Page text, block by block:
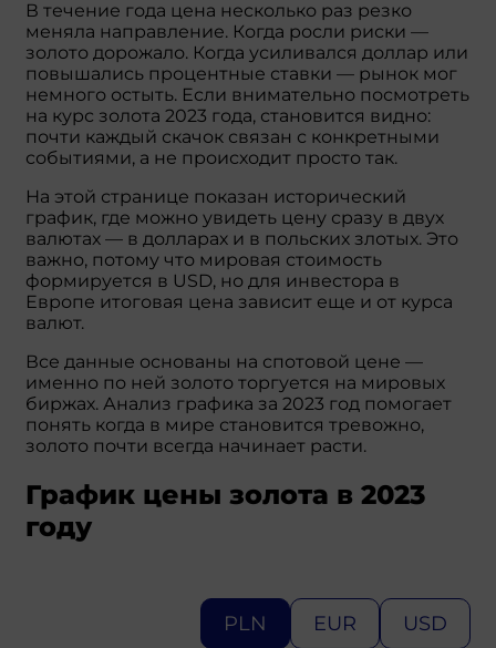
В течение года цена несколько раз резко
меняла направление. Когда росли риски —
золото дорожало. Когда усиливался доллар или
повышались процентные ставки — рынок мог
немного остыть. Если внимательно посмотреть
на курс золота 2023 года, становится видно:
почти каждый скачок связан с конкретными
событиями, а не происходит просто так.
На этой странице показан исторический
график, где можно увидеть цену сразу в двух
валютах — в долларах и в польских злотых. Это
важно, потому что мировая стоимость
формируется в USD, но для инвестора в
Европе итоговая цена зависит еще и от курса
валют.
Все данные основаны на спотовой цене —
именно по ней золото торгуется на мировых
биржах. Анализ графика за 2023 год помогает
понять когда в мире становится тревожно,
золото почти всегда начинает расти.
График цены золота в 2023
году
PLN EUR USD